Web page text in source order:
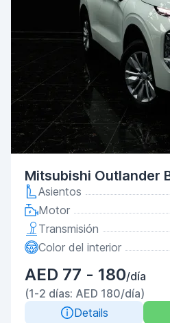
Mitsubishi Outlander
Asientos
Motor
Transmisión
Color del interior
AED 77 - 180/día
(1-2 días: AED 180/día)
Details